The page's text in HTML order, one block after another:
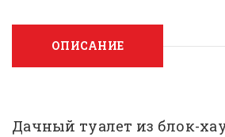
ОПИСАНИЕ
Дачный туалет из блок-